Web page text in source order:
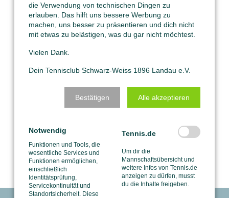
die Verwendung von technischen Dingen zu
erlauben. Das hilft uns bessere Werbung zu
machen, uns besser zu präsentieren und dich nicht
mit etwas zu belästigen, was du gar nicht möchtest.
Vielen Dank.
Dein Tennisclub Schwarz-Weiss 1896 Landau e.V.
Bestätigen Alle akzeptieren
Notwendig
Funktionen und Tools, die
wesentliche Services und
Funktionen ermöglichen,
einschließlich
Identitätsprüfung,
Servicekontinuität und
Standortsicherheit. Diese
Tennis.de
Um dir die
Mannschaftsübersicht und
weitere Infos von Tennis.de
anzeigen zu dürfen, musst
du die Inhalte freigeben.